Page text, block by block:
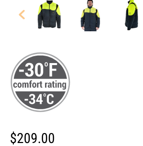
$209.00